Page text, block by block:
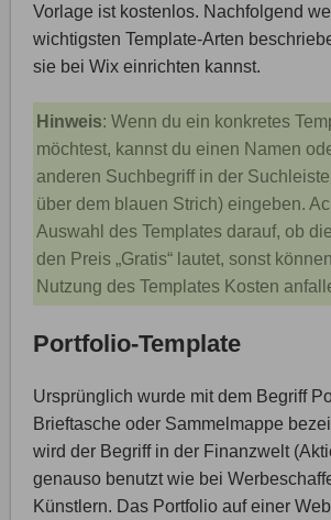
Vorlage ist kostenlos. Nachfolgend
wichtigsten Template-Arten
sie bei Wix einrichten kannst.
Hinweis: Wenn du ein konkretes
möchtest, kannst du einen Namen
anderen Suchbegriff in der
über dem blauen Strich) eingeben.
Auswahl des Templates darauf, ob
den Preis „Gratis“ lautet, sonst
Nutzung des Templates Kosten
Portfolio-Template
Ursprünglich wurde mit dem Begriff
Brieftasche oder Sammelmappe
wird der Begriff in der Finanzwelt
genauso benutzt wie bei
Künstlern. Das Portfolio auf einer